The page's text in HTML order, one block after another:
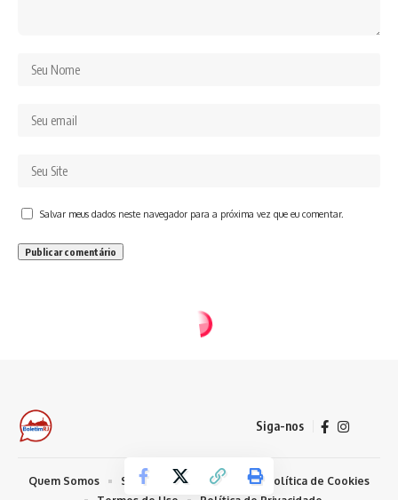
Salvar meus dados neste navegador para a próxima vez que eu comentar.
Siga-nos
Quem Somos Sobre Nosso Conteúdo
Política de Cookies